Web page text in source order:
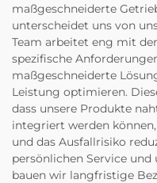
maßgeschneiderte
unterscheidet uns von
Team arbeitet eng mit
spezifische
maßgeschneiderte
Leistung optimieren.
dass unsere Produkte
integriert werden
und das Ausfallrisiko
persönlichen Service
bauen wir langfristige